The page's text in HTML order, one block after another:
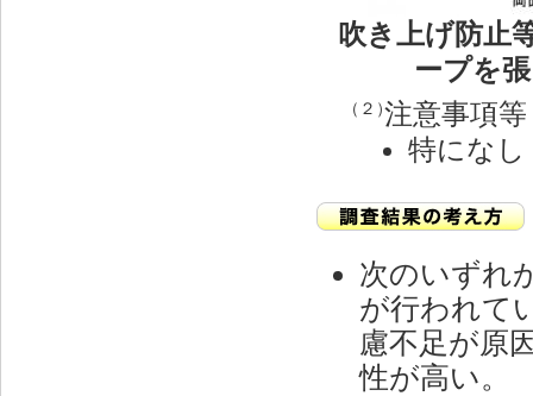
吹き上げ防止
ープを
（２）注意事項等
特になし
次のいずれ
が行われて
慮不足が原
性が高い。